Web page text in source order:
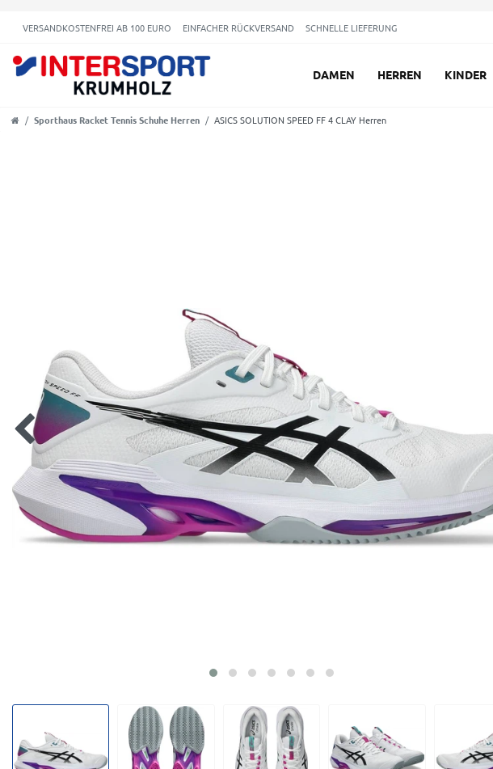
VERSANDKOSTENFREI AB 100 EURO EINFACHER RÜCKVERSAND SCHNELLE LIEFERUNG
DAMEN HERREN KINDER
Sporthaus Racket Tennis Schuhe Herren ASICS SOLUTION SPEED FF 4 CLAY Herren